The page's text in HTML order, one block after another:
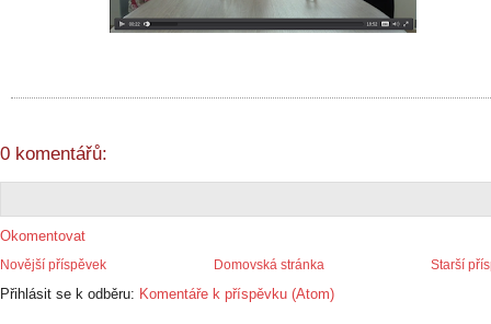
0 komentářů:
Okomentovat
Novější příspěvek Starší
Domovská stránka
Přihlásit se k odběru: Komentáře k příspěvku (Atom)